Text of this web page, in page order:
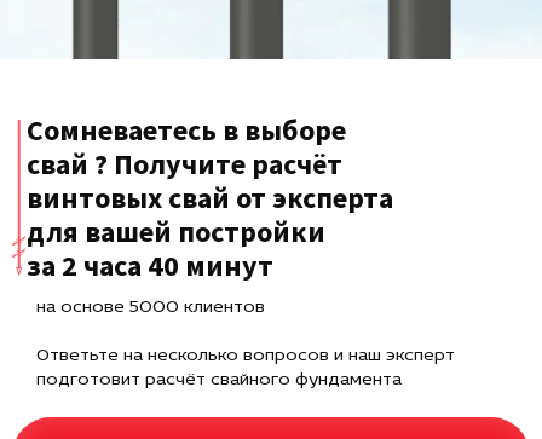
Сомневаетесь в выборе
свай ? Получите расчёт
винтовых свай от эксперта
для вашей постройки
за 2 часа 40 минут
на основе 5000 клиентов
Ответьте на несколько вопросов и наш эксперт
подготовит расчёт свайного фундамента